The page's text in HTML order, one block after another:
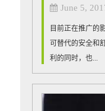
June 5,
目前正在推广的
可替代的安全和
利的同时，也...